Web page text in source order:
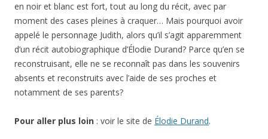
en noir et blanc est fort, tout au long du récit, avec par
moment des cases pleines à craquer… Mais pourquoi avoir
appelé le personnage Judith, alors qu’il s’agit apparemment
d’un récit autobiographique d’Élodie Durand? Parce qu’en se
reconstruisant, elle ne se reconnaît pas dans les souvenirs
absents et reconstruits avec l’aide de ses proches et
notamment de ses parents?
Pour aller plus loin : voir le site de Élodie Durand.